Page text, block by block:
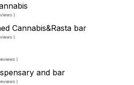
)
Cannabis&Rasta bar
)
)
and bar
)